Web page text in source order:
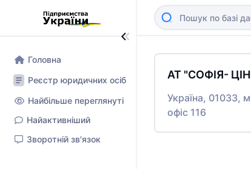
Головна
Реєстр юридичних осіб
Найбільше переглянуті
Найактивніший
Зворотній зв'язок
АТ "СОФІЯ-
Україна, 01033,
офіс 116